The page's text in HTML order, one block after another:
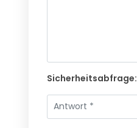
Sicherheitsabfrage: